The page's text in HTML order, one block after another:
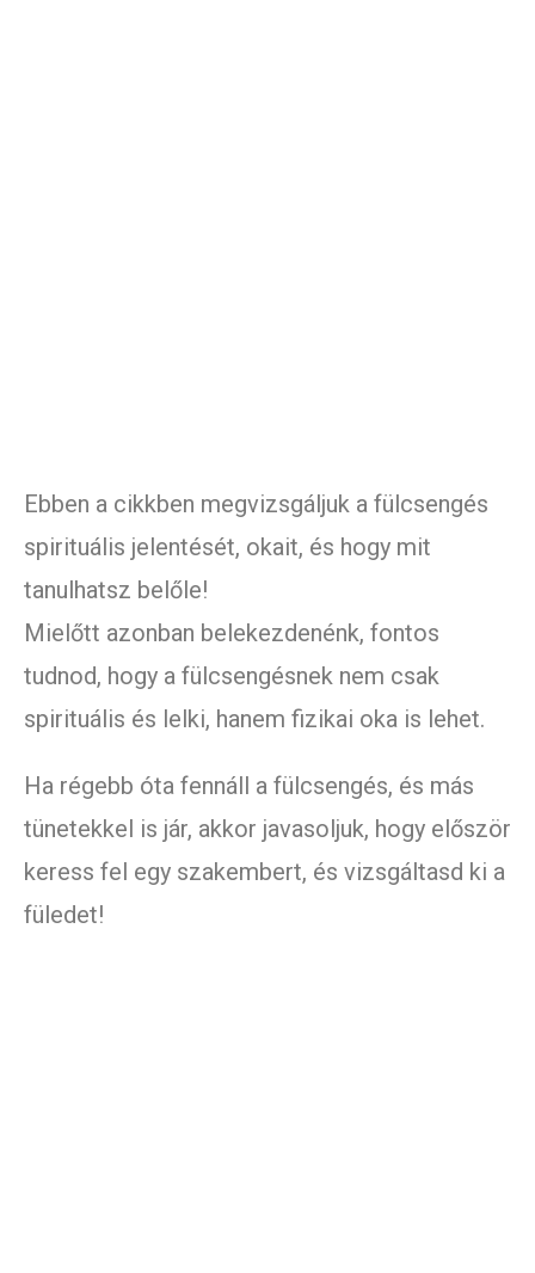
Ebben a cikkben megvizsgáljuk a fülcsengés
spirituális jelentését, okait, és hogy mit
tanulhatsz belőle!
Mielőtt azonban belekezdenénk, fontos
tudnod, hogy a fülcsengésnek nem csak
spirituális és lelki, hanem fizikai oka is lehet.
Ha régebb óta fennáll a fülcsengés, és más
tünetekkel is jár, akkor javasoljuk, hogy először
keress fel egy szakembert, és vizsgáltasd ki a
füledet!